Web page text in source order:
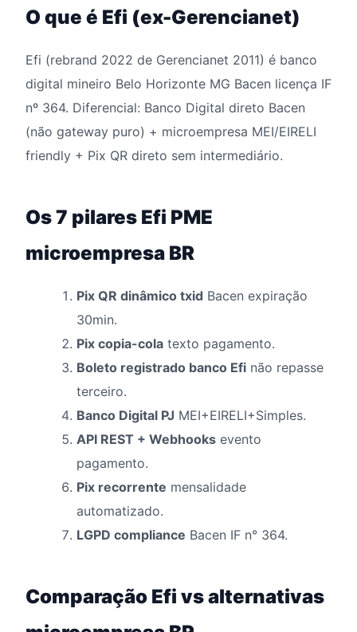
O que é Efi (ex-Gerencianet)
Efi (rebrand 2022 de Gerencianet 2011) é banco
digital mineiro Belo Horizonte MG Bacen licença IF
nº 364. Diferencial: Banco Digital direto Bacen
(não gateway puro) + microempresa MEI/EIRELI
friendly + Pix QR direto sem intermediário.
Os 7 pilares Efi PME
microempresa BR
Pix QR dinâmico txid Bacen expiração
30min.
Pix copia-cola texto pagamento.
Boleto registrado banco Efi não repasse
terceiro.
Banco Digital PJ MEI+EIRELI+Simples.
API REST + Webhooks evento
pagamento.
Pix recorrente mensalidade
automatizado.
LGPD compliance Bacen IF n° 364.
Comparação Efi vs alternativas